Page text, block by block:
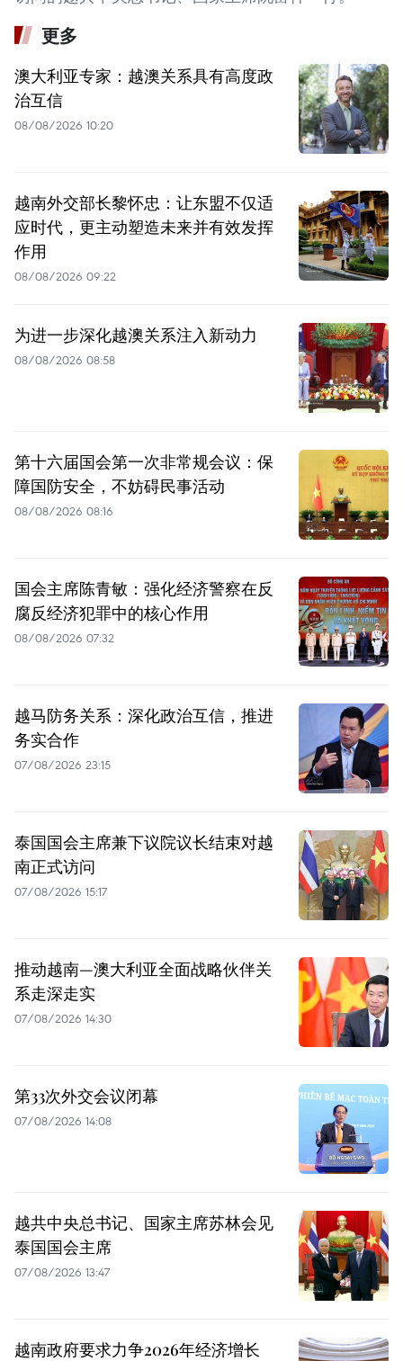
更多
澳大利亚专家：越澳关系具有高度政
治互信
08/08/2026 10:20
越南外交部长黎怀忠：让东盟不仅适
应时代，更主动塑造未来并有效发挥
作用
08/08/2026 09:22
为进一步深化越澳关系注入新动力
08/08/2026 08:58
第十六届国会第一次非常规会议：保
障国防安全，不妨碍民事活动
08/08/2026 08:16
国会主席陈青敏：强化经济警察在反
腐反经济犯罪中的核心作用
08/08/2026 07:32
越马防务关系：深化政治互信，推进
务实合作
07/08/2026 23:15
泰国国会主席兼下议院议长结束对越
南正式访问
07/08/2026 15:17
推动越南—澳大利亚全面战略伙伴关
系走深走实
07/08/2026 14:30
第33次外交会议闭幕
07/08/2026 14:08
越共中央总书记、国家主席苏林会见
泰国国会主席
07/08/2026 13:47
越南政府要求力争2026年经济增长